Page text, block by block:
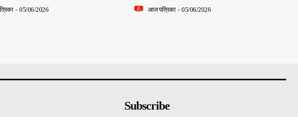
- 05/06/2026 आज पत्रिका - 05/06/2026
Subscribe